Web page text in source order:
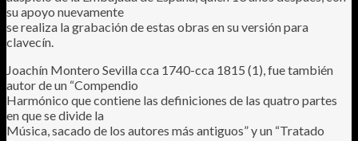
su apoyo nuevamente
se realiza la grabación de estas obras en su versión para
clavecín.
Joachín Montero Sevilla cca 1740-cca 1815 (1), fue también
autor de un “Compendio
Harmónico que contiene las definiciones de las quatro partes
en que se divide la
Música, sacado de los autores más antiguos” y un “Tratado